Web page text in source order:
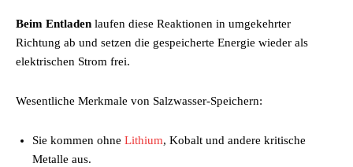
Beim Entladen laufen diese Reaktionen in umgekehrter
Richtung ab und setzen die gespeicherte Energie wieder als
elektrischen Strom frei.
Wesentliche Merkmale von Salzwasser-Speichern:
Sie kommen ohne Lithium, Kobalt und andere kritische
Metalle aus.